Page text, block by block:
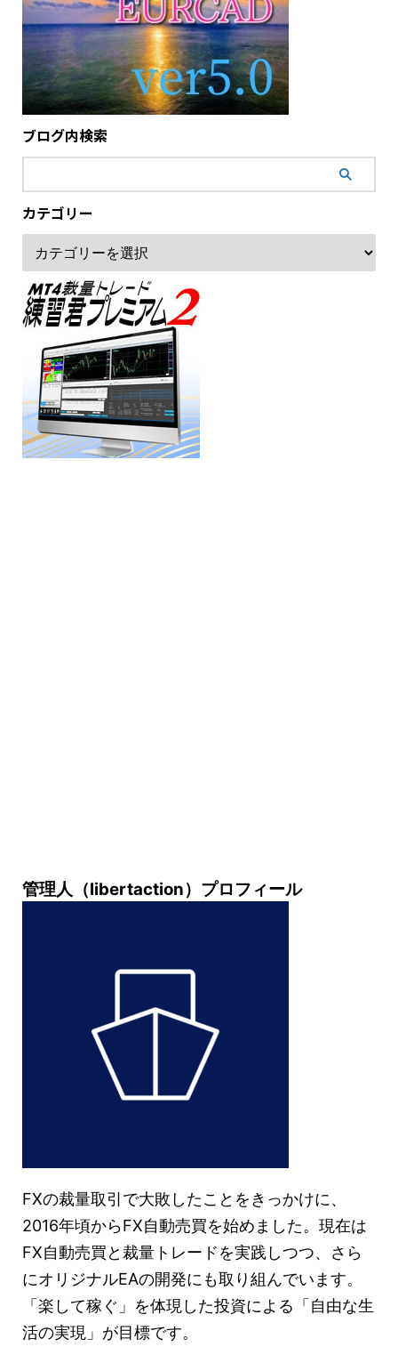
ブログ内検索
カテゴリー
管理人（libertaction）プロフィール
FXの裁量取引で大敗したことをきっかけに、
2016年頃からFX自動売買を始めました。現在は
FX自動売買と裁量トレードを実践しつつ、さら
にオリジナルEAの開発にも取り組んでいます。
「楽して稼ぐ」を体現した投資による「自由な生
活の実現」が目標です。